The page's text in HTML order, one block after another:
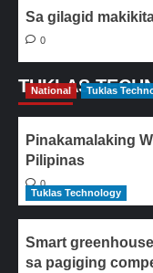
Sa gilagid
0
TUKLAS
National Tuklas
Pinakamalaking
Pilipinas
0
Tuklas Technology
Smart
sa pagiging